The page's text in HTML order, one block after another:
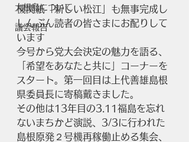
大根島について
議会報告
機関紙「新しい松江」も無事完成し
しんぶん読者の皆さまにお配りして
います
今号から党大会決定の魅力を語る、
「希望をあなたと共に」コーナーを
スタート。第一回目は上代善雄島根
県委員長に寄稿戴きました。
その他は13年目の3.11福島を忘れ
ないまちかど演説、3/3に行われた
島根原発２号機再稼働止める集会、